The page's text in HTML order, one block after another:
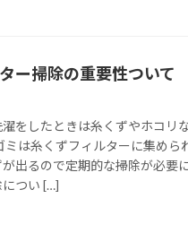
ー掃除の重要性ついて
をしたときは糸くずやホコリ
ミは糸くずフィルターに集めら
出るので定期的な掃除が必要
につい […]